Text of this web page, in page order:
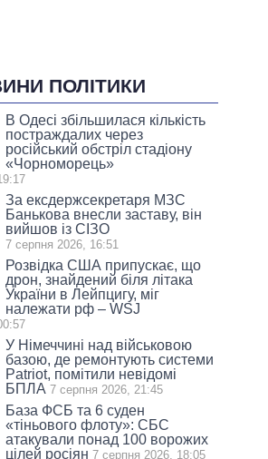
ПОЛІТИКИ
В Одесі збільшилася кількість
постраждалих через
російський обстріл стадіону
«Чорноморець»
За ексдержсекретаря МЗС
Банькова внесли заставу, він
вийшов із СІЗО
7 серпня 2026, 16:51
Розвідка США припускає, що
дрон, знайдений біля літака
України в Лейпцигу, міг
належати рф – WSJ
У Німеччині над військовою
базою, де ремонтують системи
Patriot, помітили невідомі
БПЛА 7 серпня 2026, 21:45
База ФСБ та 6 суден
«тіньового флоту»: СБС
атакували понад 100 ворожих
цілей росіян 7 серпня 2026, 18:05